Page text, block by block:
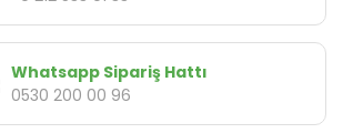
Whatsapp Sipariş Hattı
0530 200 00 96